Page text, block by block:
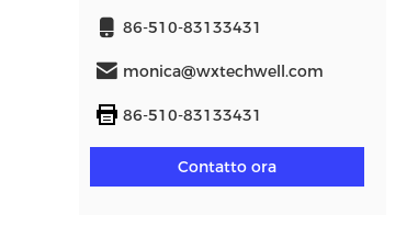
86-510-83133431
monica@wxtechwell.com
86-510-83133431
Contatto ora